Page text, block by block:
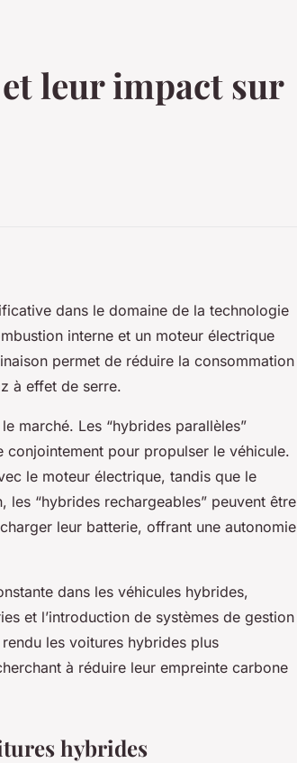
leur impact sur
dans le domaine de la technologie
interne et un moteur électrique
permet de réduire la consommation
à effet de serre.
marché. Les “hybrides parallèles”
conjointement pour propulser le véhicule.
le moteur électrique, tandis que le
“hybrides rechargeables” peuvent être
leur batterie, offrant une autonomie
dans les véhicules hybrides,
et l’introduction de systèmes de gestion
les voitures hybrides plus
à réduire leur empreinte carbone
hybrides